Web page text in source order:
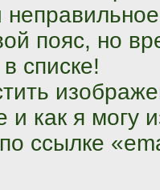
пояс, но
списке!
и как я могу
ссылке